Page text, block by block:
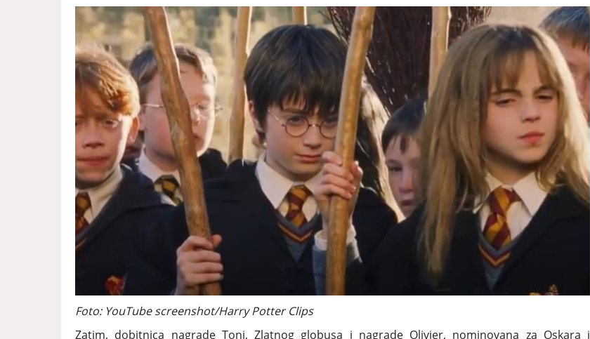
Foto: YouTube screenshot/Harry Potter Clips
Zatim, dobitnica nagrade Toni, Zlatnog globusa i nagrade Olivier, nominovana za Oskara i